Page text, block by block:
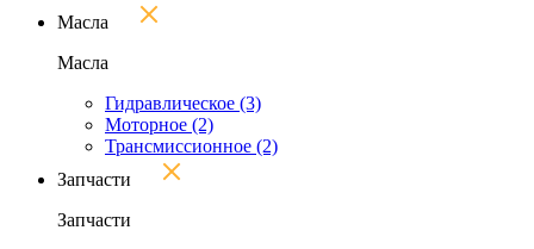
Масла
Масла
Гидравлическое (3)
Моторное (2)
Трансмиссионное (2)
Запчасти
Запчасти